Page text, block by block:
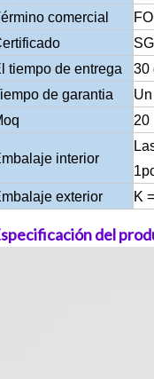
comercial
tiempo de entrega
30
de garantia
20
interior
exterior
K
del